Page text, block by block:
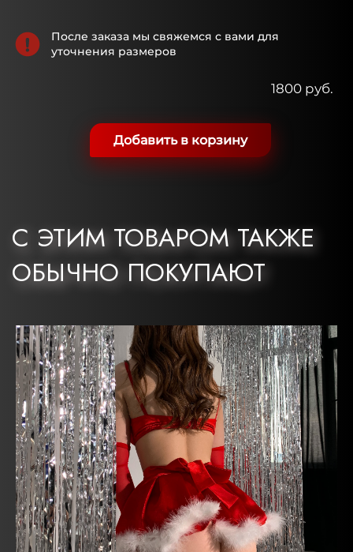
После заказа мы свяжемся с вами для
уточнения размеров
1800 руб.
Добавить в корзину
С ЭТИМ ТОВАРОМ ТАКЖЕ
ОБЫЧНО ПОКУПАЮТ